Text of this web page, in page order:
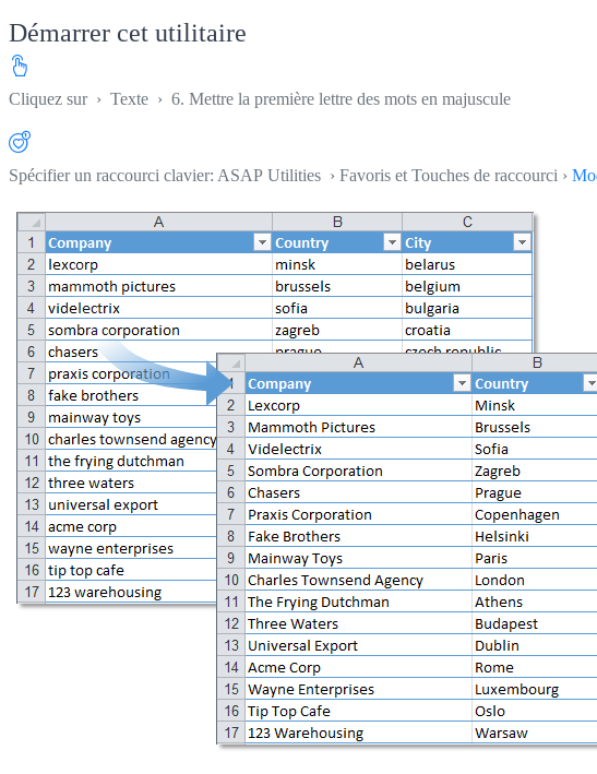
Démarrer cet utilitaire
Cliquez sur › Texte › 6. Mettre la première lettre des mots en majuscule
Spécifier un raccourci clavier: ASAP Utilities › Favoris et Touches de raccourci ›